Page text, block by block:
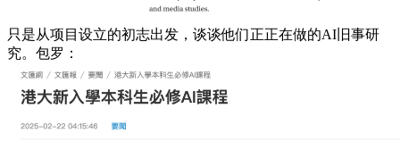
只是从项目设立的初志出发，谈谈他们正正在做的AI旧事研
究。包罗：